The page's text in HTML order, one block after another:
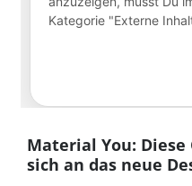
Material You: Diese
sich an das neue